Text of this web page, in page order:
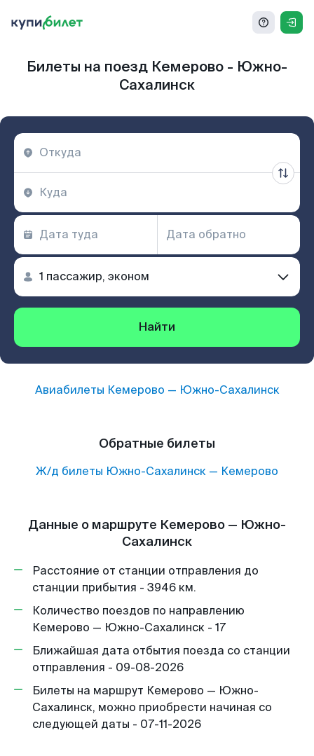
Билеты на поезд Кемерово - Южно-
Сахалинск
Найти
Авиабилеты Кемерово — Южно-Сахалинск
Обратные билеты
Ж/д билеты Южно-Сахалинск — Кемерово
Данные о маршруте Кемерово — Южно-
Сахалинск
Расстояние от станции отправления до
станции прибытия - 3946 км.
Количество поездов по направлению
Кемерово — Южно-Сахалинск - 17
Ближайшая дата отбытия поезда со станции
отправления - 09-08-2026
Билеты на маршрут Кемерово — Южно-
Сахалинск, можно приобрести начиная со
следующей даты - 07-11-2026